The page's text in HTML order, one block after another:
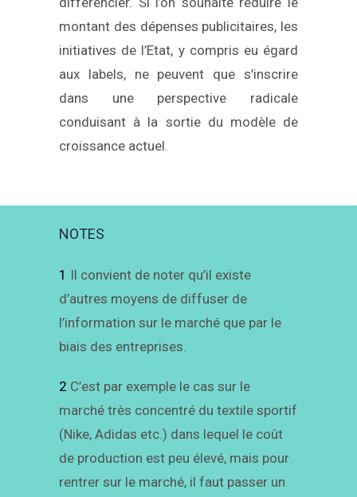
montant des dépenses publicitaires, les
initiatives de l’Etat, y compris eu égard
aux labels, ne peuvent que s’inscrire
dans une perspective radicale
conduisant à la sortie du modèle de
croissance actuel.
NOTES
1 Il convient de noter qu’il existe
d’autres moyens de diffuser de
l’information sur le marché que par le
biais des entreprises.
2 C’est par exemple le cas sur le
marché très concentré du textile sportif
(Nike, Adidas etc.) dans lequel le coût
de production est peu élevé, mais pour
rentrer sur le marché, il faut passer un